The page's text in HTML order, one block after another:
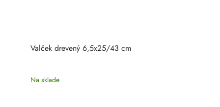
Valček drevený 6,5x25/43 cm
Na sklade